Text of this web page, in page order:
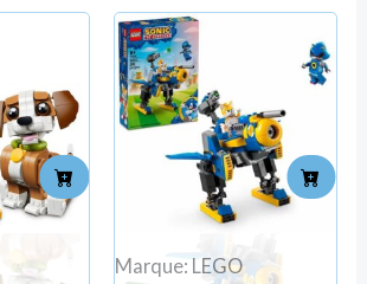
Marque: LEGO